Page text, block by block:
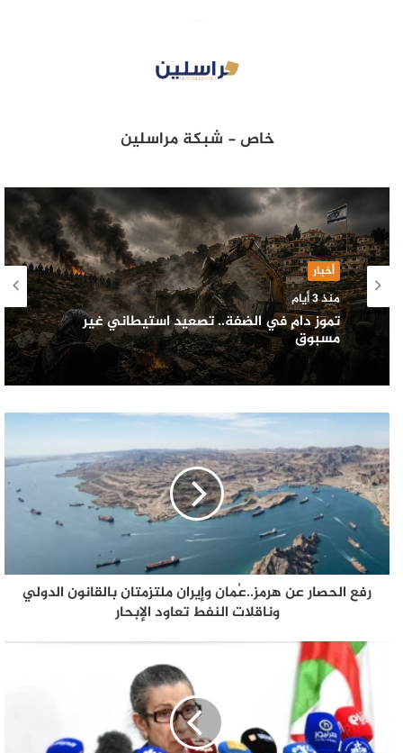
خاص - شبكة مراسلين
أخبار
منذ 3 أيام
تموز دامٍ في الضفة.. تصعيد استيطاني غير
مسبوق
أخبار
منذ 4 أيام
زلزال السويس يعيد ملف النشاط الزلزالي إلى
الواجهة.. ماذا حدث وما أبرز الزلازل في تاريخ
مصر؟
رفع الحصار عن هرمز..عُمان وإيران ملتزمتان بالقانون الدولي
وناقلات النفط تعاود الإبحار